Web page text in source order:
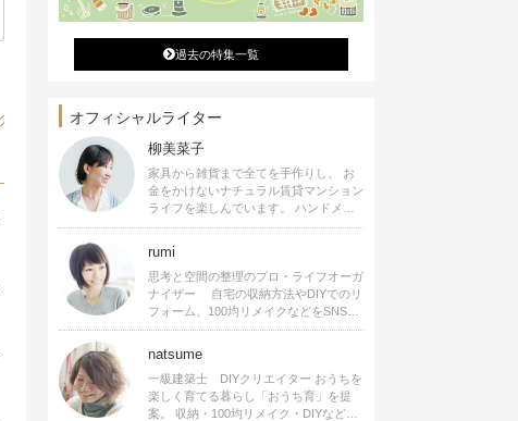
過去の特集一覧
オフィシャルライター
柳美菜子
家具から雑貨まで全てを手作りし、 お
金をかけないナチュラル賃貸マンション
ライフを楽しんでいます。 ハンドメイ
ド雑貨やインテリアに関する著書も出
ます。
rumi
思考と空間の整理のプロ・ライフオーガ
ナイザー 自宅の収納方法やDIYでのリ
フォーム、100均リメイクなどをSNSで
公開中。 収納やリメイク、インテリア
シピ提供、店舗プロデュース 2016年９
月に宝島社より【Rumiのおうち時間を
楽しむインテリア】を出版しました。
natsume
一級建築士 DIYクリエイター おうちを
楽しく育てる暮らし「おうち育」を提
案。 収納・100均リメイク・DIYなどお